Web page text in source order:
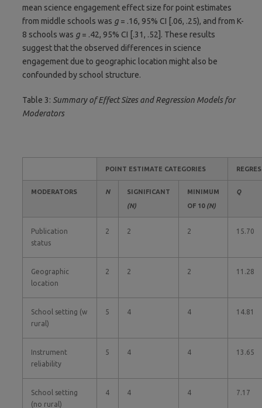
mean science engagement effect size for point estimates
from middle schools was g = .16, 95% CI [.06, .25), and from K-
8 schools was g = .42, 95% CI [.31, .52]. These results
suggest that the observed differences in science
engagement due to geographic location might also be
confounded by school structure.
Table 3: Summary of Effect Sizes and Regression Models for
Moderators
POINT ESTIMATE CATEGORIES
MODERATORS N
SIGNIFICANT
(N)
MINIMUM
OF 10(N)
Q
Publication
status
2 2 2 15.70
Geographic
location
2 2 2 11.28
School setting (w
rural)
5 4 4 14.81
Instrument
reliability
5 4 4 13.65
School setting
(no rural)
4 4 4 7.17